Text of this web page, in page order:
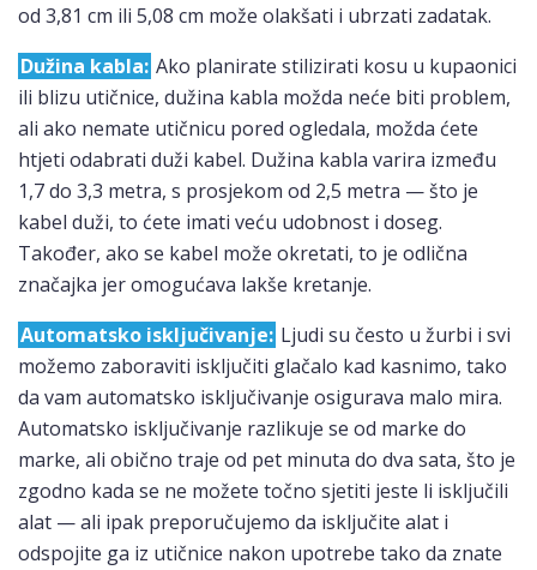
od 3,81 cm ili 5,08 cm može olakšati i ubrzati zadatak.
Dužina kabla: Ako planirate stilizirati kosu u kupaonici
ili blizu utičnice, dužina kabla možda neće biti problem,
ali ako nemate utičnicu pored ogledala, možda ćete
htjeti odabrati duži kabel. Dužina kabla varira između
1,7 do 3,3 metra, s prosjekom od 2,5 metra — što je
kabel duži, to ćete imati veću udobnost i doseg.
Također, ako se kabel može okretati, to je odlična
značajka jer omogućava lakše kretanje.
Automatsko isključivanje: Ljudi su često u žurbi i svi
možemo zaboraviti isključiti glačalo kad kasnimo, tako
da vam automatsko isključivanje osigurava malo mira.
Automatsko isključivanje razlikuje se od marke do
marke, ali obično traje od pet minuta do dva sata, što je
zgodno kada se ne možete točno sjetiti jeste li isključili
alat — ali ipak preporučujemo da isključite alat i
odspojite ga iz utičnice nakon upotrebe tako da znate